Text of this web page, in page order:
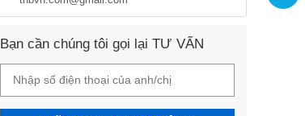
Bạn cần chúng tôi gọi lại TƯ VẤN